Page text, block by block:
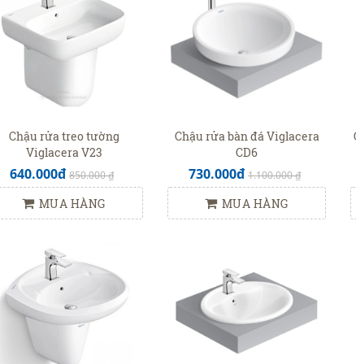
Chậu rửa treo tường
Viglacera V23
640.000đ 850.000 ₫
MUA HÀNG
Chậu rửa bàn đá Viglacera
CD6
730.000đ 1.100.000 ₫
MUA HÀNG